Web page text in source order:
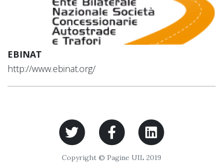
EBINAT
http://www.ebinat.org/
Copyright © Pagine UIL 2019